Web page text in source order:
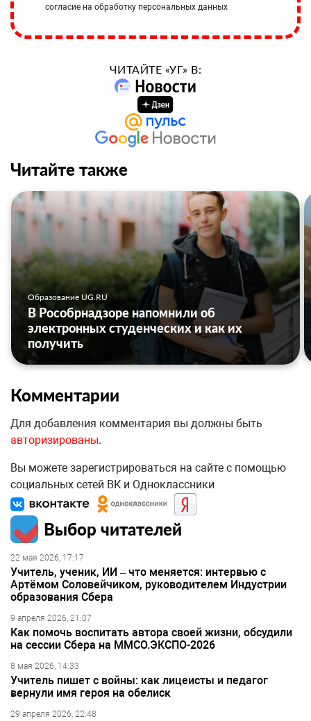
согласие на обработку персональных данных
ЧИТАЙТЕ «УГ» В:
Читайте также
Образование UG.RU
В Рособрнадзоре напомнили об
электронных студенческих и как их
получить
Комментарии
Для добавления комментария вы должны быть
авторизированы.
Вы можете зарегистрироваться на сайте с помощью
социальных сетей ВК и Одноклассники
Выбор читателей
22 мая 2026, 17:17
Учитель, ученик, ИИ – что меняется: интервью с
Артёмом Соловейчиком, руководителем Индустрии
образования Сбера
9 апреля 2026, 21:07
Как помочь воспитать автора своей жизни, обсудили
на сессии Сбера на ММСО.ЭКСПО-2026
8 мая 2026, 14:33
Учитель пишет с войны: как лицеисты и педагог
вернули имя героя на обелиск
29 апреля 2026, 22:48